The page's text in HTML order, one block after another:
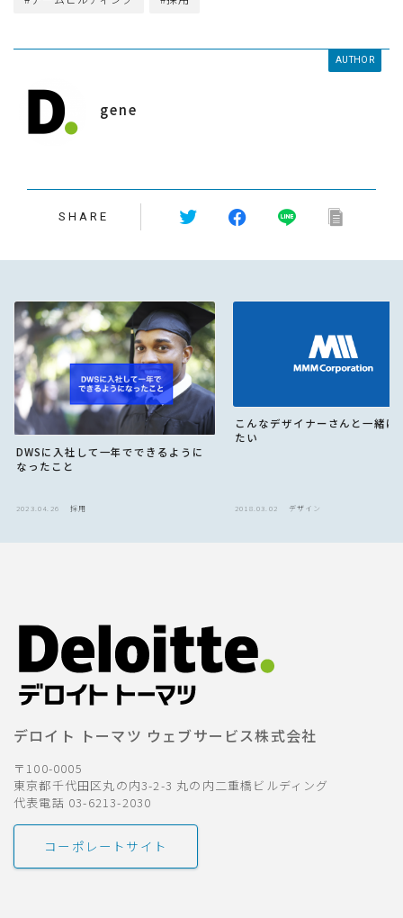
AUTHOR
gene
SHARE
DWSに入社して一年でできるように
なったこと
2023.04.26 採用
こんなデザイナーさんと一緒に
たい
2018.03.02 デザイン
デロイト トーマツ ウェブサービス株式会社
〒100-0005
東京都千代田区丸の内3-2-3 丸の内二重橋ビルディング
代表電話 03-6213-2030
コーポレートサイト